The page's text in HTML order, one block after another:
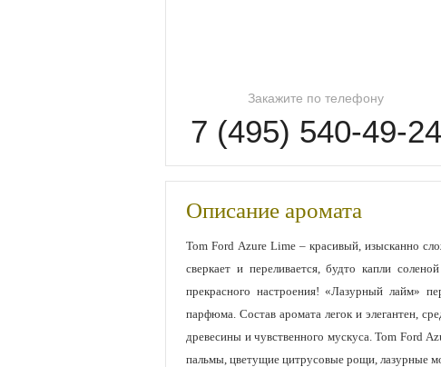
Закажите по телефону
7 (495) 540-49-24
Описание аромата
Tom Ford Azure Lime – красивый, изысканно
сверкает и переливается, будто капли
прекрасного настроения! «Лазурный лайм»
парфюма. Состав аромата легок и элегантен,
древесины и чувственного мускуса. Tom Ford
пальмы, цветущие цитрусовые рощи, лазурные